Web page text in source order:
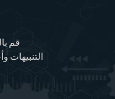
قم
التنبيهات